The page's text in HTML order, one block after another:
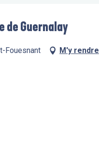
de Guernalay
Fouesnant M'y rendre